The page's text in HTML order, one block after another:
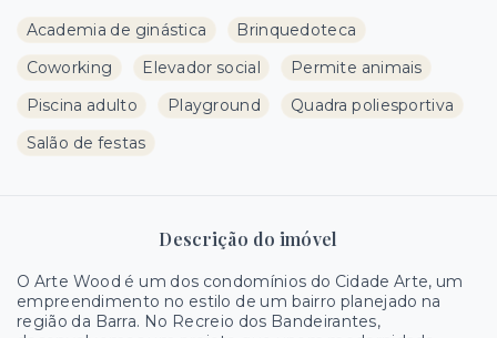
Academia de ginástica
Brinquedoteca
Coworking
Elevador social
Permite animais
Piscina adulto
Playground
Quadra poliesportiva
Salão de festas
Descrição do imóvel
O Arte Wood é um dos condomínios do Cidade Arte, um
empreendimento no estilo de um bairro planejado na
região da Barra. No Recreio dos Bandeirantes,